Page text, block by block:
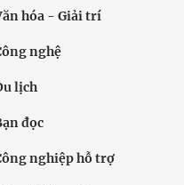
hóa - Giải trí
nghệ
lịch
đọc
nghiệp hỗ trợ